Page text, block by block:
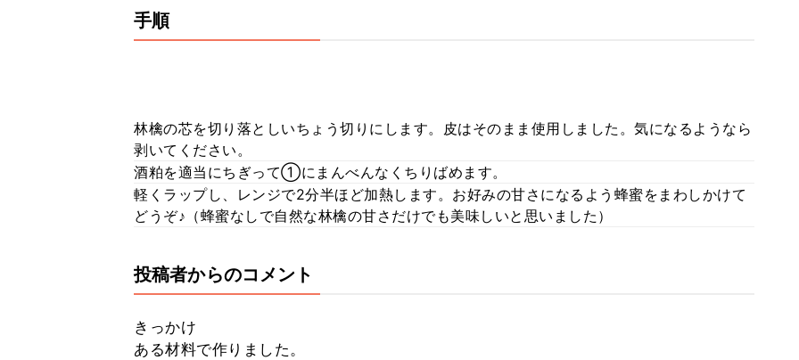
手順
林檎の芯を切り落としいちょう切りにします。皮はそのまま使用しました。気になるようなら
剥いてください。
酒粕を適当にちぎって①にまんべんなくちりばめます。
軽くラップし、レンジで2分半ほど加熱します。お好みの甘さになるよう蜂蜜をまわしかけて
どうぞ♪（蜂蜜なしで自然な林檎の甘さだけでも美味しいと思いました）
投稿者からのコメント
きっかけ
ある材料で作りました。